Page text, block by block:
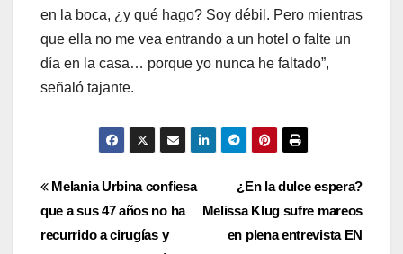
en la boca, ¿y qué hago? Soy débil. Pero mientras
que ella no me vea entrando a un hotel o falte un
día en la casa… porque yo nunca he faltado”,
señaló tajante.
Navegación
de
¿En la dulce espera?
Melissa Klug sufre mareos
en plena entrevista EN
Melania Urbina confiesa
que a sus 47 años no ha
recurrido a cirugías y